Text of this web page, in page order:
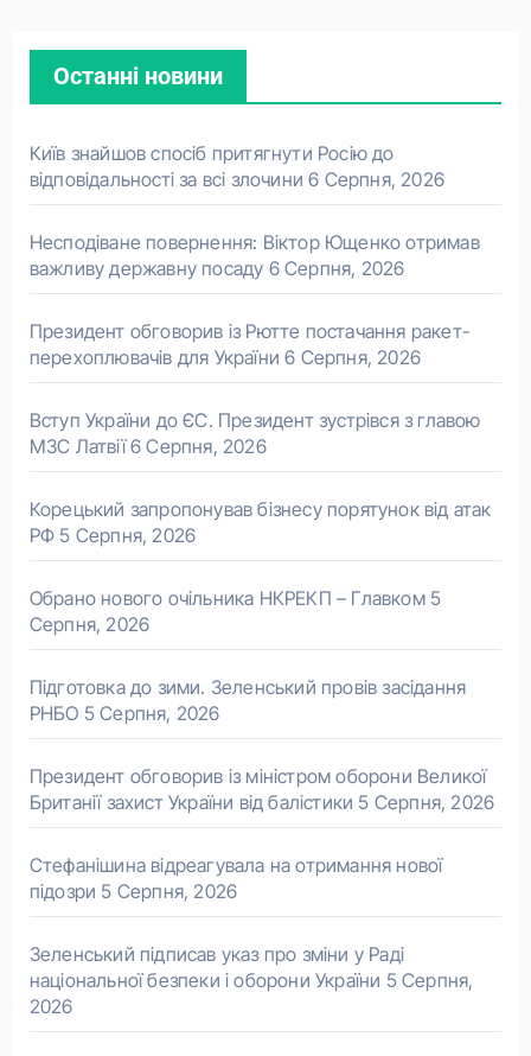
Останні новини
Київ знайшов спосіб притягнути Росію до
відповідальності за всі злочини 6 Серпня, 2026
Несподіване повернення: Віктор Ющенко отримав
важливу державну посаду 6 Серпня, 2026
Президент обговорив із Рютте постачання ракет-
перехоплювачів для України 6 Серпня, 2026
Вступ України до ЄС. Президент зустрівся з главою
МЗС Латвії 6 Серпня, 2026
Корецький запропонував бізнесу порятунок від атак
РФ 5 Серпня, 2026
Обрано нового очільника НКРЕКП – Главком 5
Серпня, 2026
Підготовка до зими. Зеленський провів засідання
РНБО 5 Серпня, 2026
Президент обговорив із міністром оборони Великої
Британії захист України від балістики 5 Серпня, 2026
Стефанішина відреагувала на отримання нової
підозри 5 Серпня, 2026
Зеленський підписав указ про зміни у Раді
національної безпеки і оборони України 5 Серпня,
2026